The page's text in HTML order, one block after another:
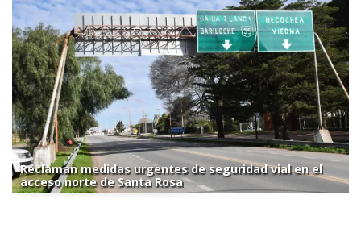
Reclaman medidas urgentes de seguridad vial en el
acceso norte de Santa Rosa